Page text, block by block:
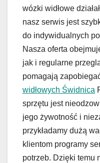
wózki widłowe
nasz serwis jest
do indywidualnych
Nasza oferta
jak i regularne
pomagają
widłowych Świdnica
sprzętu jest
jego żywotność i
przykładamy dużą
klientom programy
potrzeb. Dzięki temu